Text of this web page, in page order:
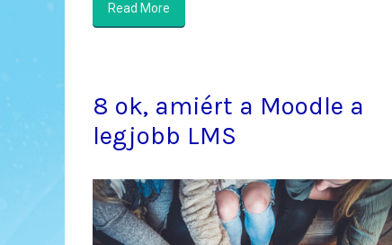
Read More
8 ok, amiért a Moodle a
legjobb LMS